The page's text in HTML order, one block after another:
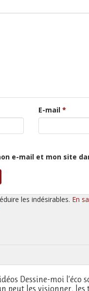
E-mail *
e-mail et mon site
les indésirables. En
Dessine-moi
peut les visionner,